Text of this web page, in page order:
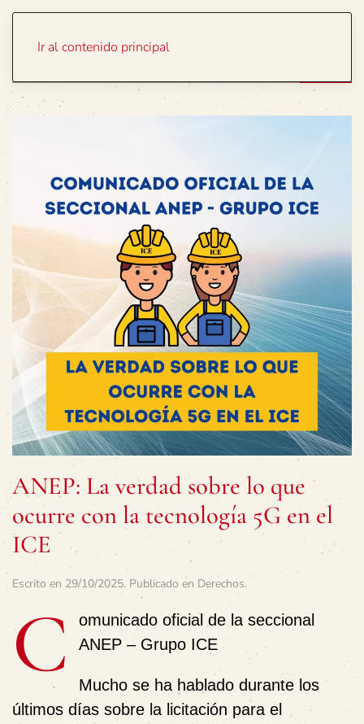
Ir al contenido principal
ANEP: La verdad sobre lo que
ocurre con la tecnología 5G en el
ICE
Escrito en 29/10/2025. Publicado en Derechos.
C
omunicado oficial de la seccional
ANEP – Grupo ICE
Mucho se ha hablado durante los
últimos días sobre la licitación para el